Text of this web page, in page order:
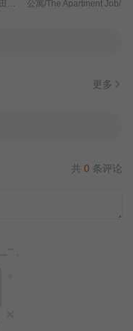
公寓/The Apartment Job/
更多
共 0 条评论